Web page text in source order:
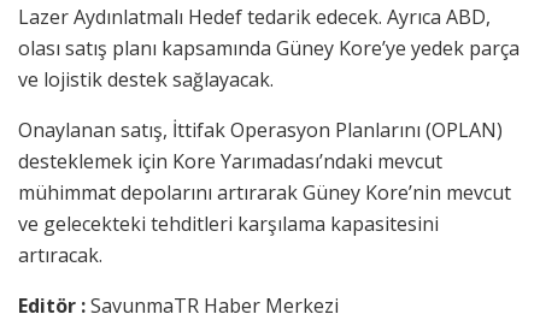
Lazer Aydınlatmalı Hedef tedarik edecek. Ayrıca ABD,
olası satış planı kapsamında Güney Kore’ye yedek parça
ve lojistik destek sağlayacak.
Onaylanan satış, İttifak Operasyon Planlarını (OPLAN)
desteklemek için Kore Yarımadası’ndaki mevcut
mühimmat depolarını artırarak Güney Kore’nin mevcut
ve gelecekteki tehditleri karşılama kapasitesini
artıracak.
Editör :SavunmaTR Haber Merkezi